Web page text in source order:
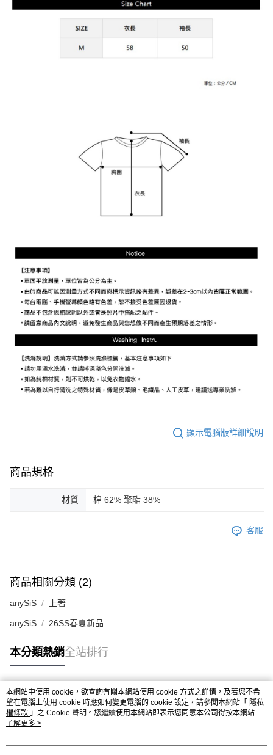
顯示電腦版詳細說明
商品規格
材質 棉 62% 聚酯 38%
客服
商品相關分類 (2)
anySiS 上著
anySiS 26SS春夏新品
本分類熱銷全站排行
熱門標籤
本網站中使用 cookie，欲查詢有關本網站使用 cookie 方式之詳情，及若您不希
望在電腦上使用 cookie 時應如何變更電腦的 cookie 設定，請參閱本網站「 隱私
權條款 」之 Cookie 聲明。您繼續使用本網站即表示您同意本公司得按本網站使
用條款之 Cookie 聲明使用 cookie。
了解更多 >